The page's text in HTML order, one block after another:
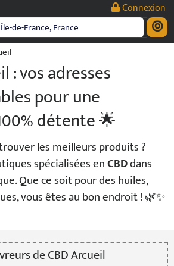
Connexion
: vos adresses
pour une
détente 🌟
les meilleurs produits ?
spécialisées enCBDdans
Que ce soit pour des huiles,
vous êtes au bon endroit ! 🌿✨
sde CBD Arcueil